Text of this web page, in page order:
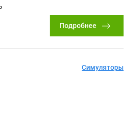
Подробнее
Симуляторы